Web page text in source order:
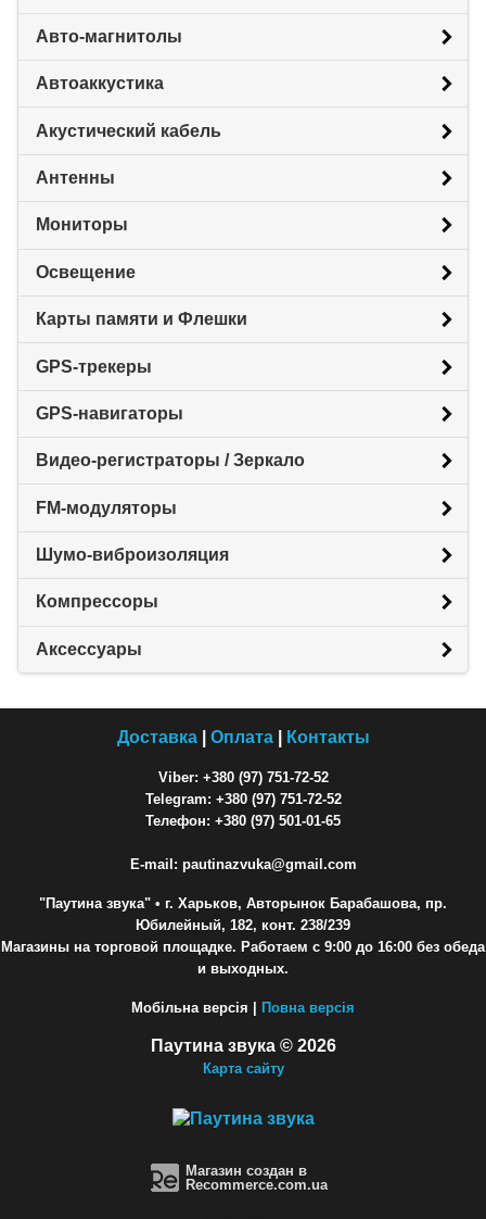
Авто-магнитолы
Автоаккустика
Акустический кабель
Антенны
Мониторы
Освещение
Карты памяти и Флешки
GPS-трекеры
GPS-навигаторы
Видео-регистраторы / Зеркало
FM-модуляторы
Шумо-виброизоляция
Компрессоры
Аксессуары
Доставка| Оплата| Контакты
Viber: +380 (97) 751-72-52
Telegram: +380 (97) 751-72-52
Телефон: +380 (97) 501-01-65
E-mail: pautinazvuka@gmail.com
"Паутина звука" • г. Харьков, Авторынок Барабашова, пр.
Юбилейный, 182, конт. 238/239
Магазины на торговой площадке. Работаем с 9:00 до 16:00 без обеда
и выходных.
Мобільна версія | Повна версія
Паутина звука © 2026
Карта сайту
Магазин создан в
Recommerce.com.ua